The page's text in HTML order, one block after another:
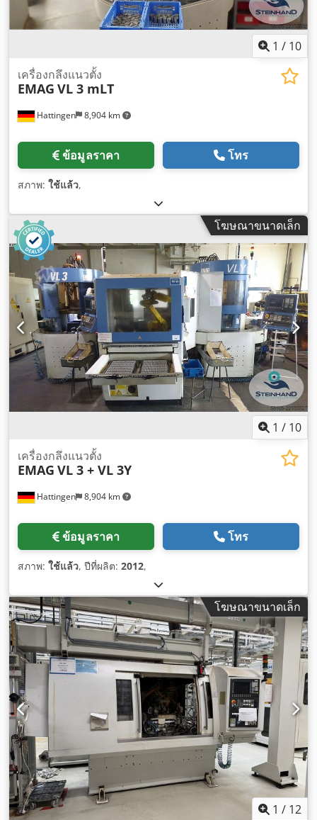
1 / 10
Hattingen 8,904 km
เครื่องกลึงแนวตั้ง
EMAG VL 3 mLT
ข้อมูลราคา โทร
สภาพ: ใช้แล้ว,
โฆษณาขนาดเล็ก
1 / 10
Hattingen 8,904 km
เครื่องกลึงแนวตั้ง
EMAG VL 3 + VL 3Y
ข้อมูลราคา โทร
สภาพ: ใช้แล้ว, ปีที่ผลิต: 2012,
โฆษณาขนาดเล็ก
1 / 12